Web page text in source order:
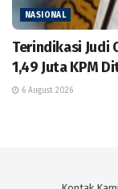
NASIONAL
Terindikasi Judi
1,49 Juta KPM
6 August 2026